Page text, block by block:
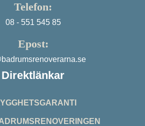
Telefon:
08 - 551 545 85
Epost:
Direktlänkar